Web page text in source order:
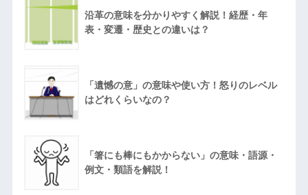
沿革の意味を分かりやすく解説！経歴・年
表・変遷・歴史との違いは？
「遺憾の意」の意味や使い方！怒りのレベル
はどれくらいなの？
「箸にも棒にもかからない」の意味・語源・
例文・類語を解説！